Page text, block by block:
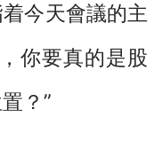
今天會議的主
你要真的是股
？”